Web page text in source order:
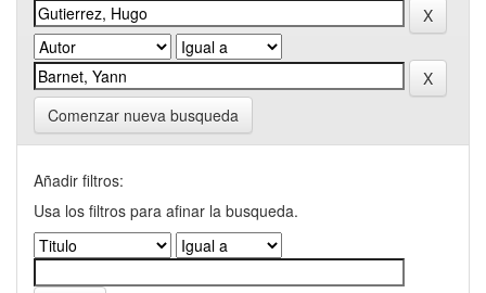
Comenzar nueva busqueda
Añadir filtros:
Usa los filtros para afinar la busqueda.